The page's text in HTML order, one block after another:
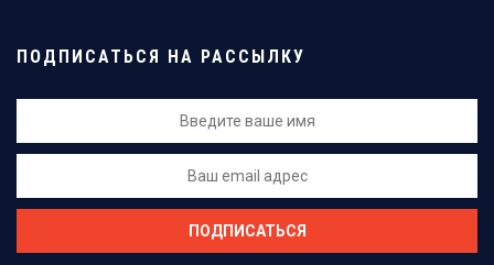
ПОДПИСАТЬСЯ НА РАССЫЛКУ